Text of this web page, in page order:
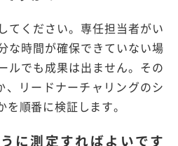
てください。専任担当者がい
な時間が確保できていない場
ルでも成果は出ません。その
、リードナーチャリングのシ
順番に検証します。
に測定すればよいです